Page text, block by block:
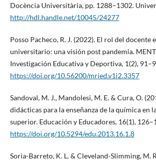
Docència Universitària, pp. 1288–1302.
http://hdl.handle.net/10045/24277
Posso Pacheco, R. J. (2022). El rol del docente
universitario: una visión post pandemia.
Investigación Educativa y Deportiva, 1(2),
https://doi.org/10.56200/mried.v1i2.3357
Sandoval, M. J., Mandolesi, M. E. & Cura, O.
didácticas para la enseñanza de la química en
superior. Educación y Educadores, 16(1),
https://doi.org/10.5294/edu.2013.16.1.8
Soria-Barreto, K. L. & Cleveland-Slimming, M.